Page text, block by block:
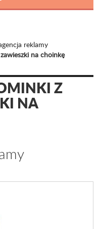
reklamy
na choinkę
Z
NA